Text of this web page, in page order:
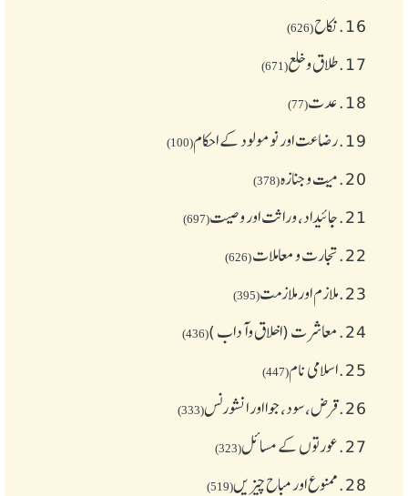
16. نکاح(626)
17. طلاق و خلع(671)
18. عدت(77)
19. رضاعت اور نومولود کے احکام(100)
20. میت و جنازہ(378)
21. جائیداد، وراثت اور وصیت(697)
22. تجارت و معاملات(626)
23. ملازم اور ملازمت(395)
24. معاشرت (اخلاق وآداب )(436)
25. اسلامی نام(447)
26. قرض،سود، جوا اور انشورنس(333)
27. عورتوں کے مسائل(323)
28. ممنوع اور مباح چیز یں(519)